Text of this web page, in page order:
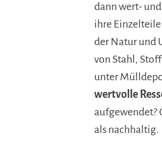
dann wert-
ihre
der Natur und
von Stahl,
unter
wertvolle
aufgewendet?
als nachhaltig.